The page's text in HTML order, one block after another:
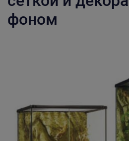
фоном